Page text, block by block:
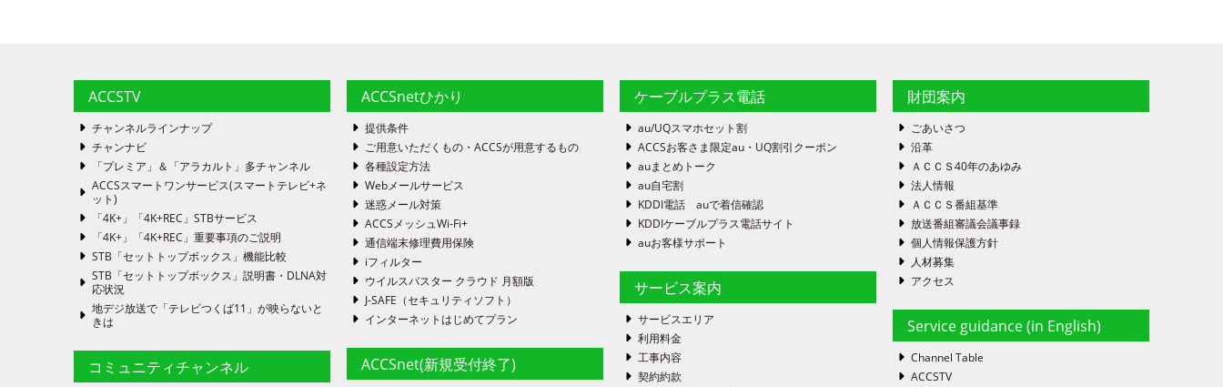
ACCSTV
チャンネルラインナップ
チャンナビ
「プレミア」＆「アラカルト」多チャンネル
ACCSスマートワンサービス(スマートテレビ+ネ
ット)
「4K+」「4K+REC」STBサービス
「4K+」「4K+REC」重要事項のご説明
STB「セットトップボックス」機能比較
STB「セットトップボックス」説明書・DLNA対
応状況
地デジ放送で「テレビつくば11」が映らないと
きは
コミュニティチャンネル
ACCSnetひかり
提供条件
ご用意いただくもの・ACCSが用意するもの
各種設定方法
Webメールサービス
迷惑メール対策
ACCSメッシュWi-Fi+
通信端末修理費用保険
iフィルター
ウイルスバスター クラウド 月額版
J-SAFE（セキュリティソフト）
インターネットはじめてプラン
ACCSnet(新規受付終了)
ケーブルプラス電話
au/UQスマホセット割
ACCSお客さま限定au・UQ割引クーポン
auまとめトーク
au自宅割
KDDI電話 auで着信確認
KDDIケーブルプラス電話サイト
auお客様サポート
サービス案内
サービスエリア
利用料金
工事内容
契約約款
財団案内
ごあいさつ
沿革
ＡＣＣＳ40年のあゆみ
法人情報
ＡＣＣＳ番組基準
放送番組審議会議事録
個人情報保護方針
人材募集
アクセス
Service guidance (in English)
Channel Table
ACCSTV